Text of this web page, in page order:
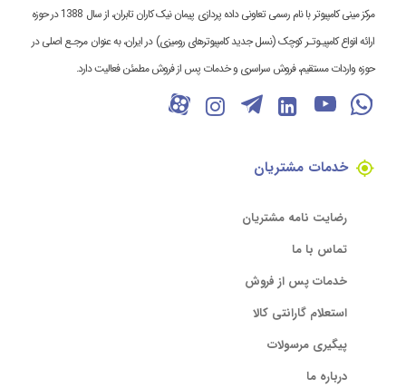
مرکز مینی کامپیوتر با نام رسمی تعاونی داده پردازی پیمان نیک کاران تابران، از سال 1388 در حوزه
ارائه انواع کامپیـوتـر کوچک (نسل جدید کامپیوترهای رومیزی) در ایران، به عنوان مرجـع اصلی در
حوزه واردات مستقیم، فروش سراسری و خدمات پس از فروش مطمئن فعالیت دارد.
خدمات مشتریان
رضایت نامه مشتریان
تماس با ما
خدمات پس از فروش
استعلام گارانتی کالا
پیگیری مرسولات
درباره ما